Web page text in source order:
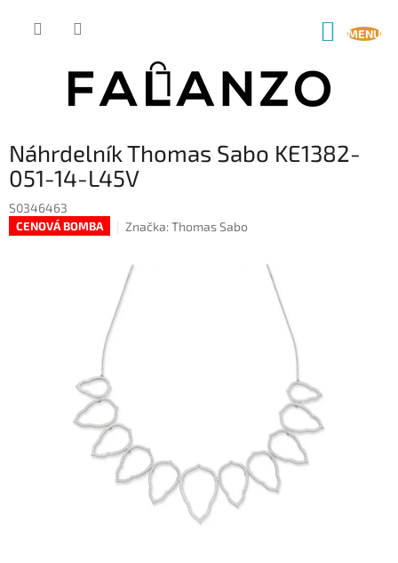
Náhrdelník Thomas Sabo KE1382-
051-14-L45V
S0346463
CENOVÁ BOMBA Značka:Thomas Sabo